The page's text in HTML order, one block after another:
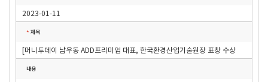
2023-01-11
* 제목
[머니투데이 남우동 ADD프리미엄 대표, 한국환경산업기술원장 표창 수상
내용